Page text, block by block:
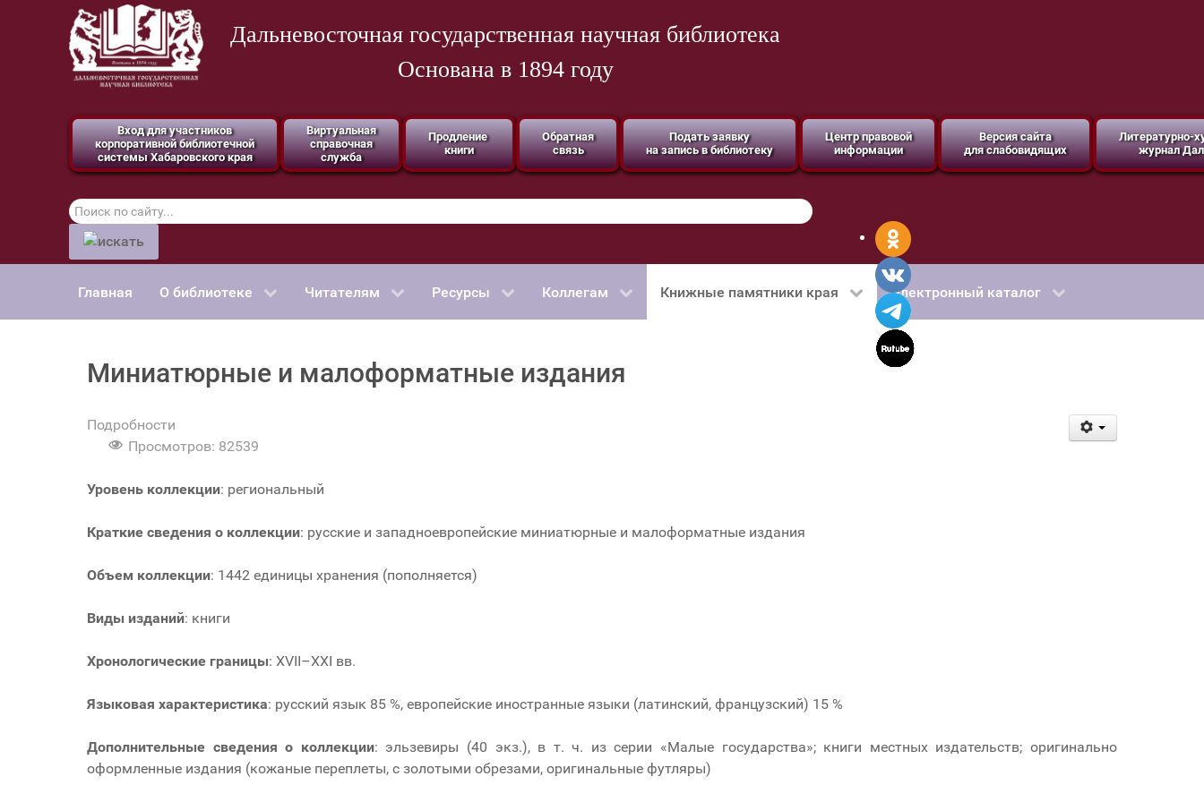
Дальневосточная государственная научная библиотека
Основана в 1894 году
Вход для участников
корпоративной библиотечной
системы Хабаровского края
Виртуальная
справочная
служба
Продление
книги
Обратная
связь
Подать заявку
на запись в библиотеку
Центр правовой
информации
Версия сайта
для слабовидящих
Литературно-
журнал
Поиск
по
сайту
Главная О библиотеке Читателям Ресурсы Коллегам Книжные памятники края Электронный каталог
Миниатюрные и малоформатные издания
Подробности
Просмотров: 82539
Уровень коллекции: региональный
Краткие сведения о коллекции: русские и западноевропейские миниатюрные и малоформатные издания
Объем коллекции: 1442 единицы хранения (пополняется)
Виды изданий: книги
Хронологические границы: XVII–XXI вв.
Языковая характеристика: русский язык 85 %, европейские иностранные языки (латинский, французский) 15 %
Дополнительные сведения о коллекции: эльзевиры (40 экз.), в т. ч. из серии «Малые государства»; книги местных издательств; оригинально
оформленные издания (кожаные переплеты, с золотыми обрезами, оригинальные футляры)